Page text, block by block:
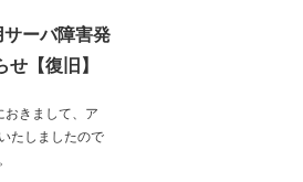
ーバ障害発
せ【復旧】
おきまして、ア
たしましたので